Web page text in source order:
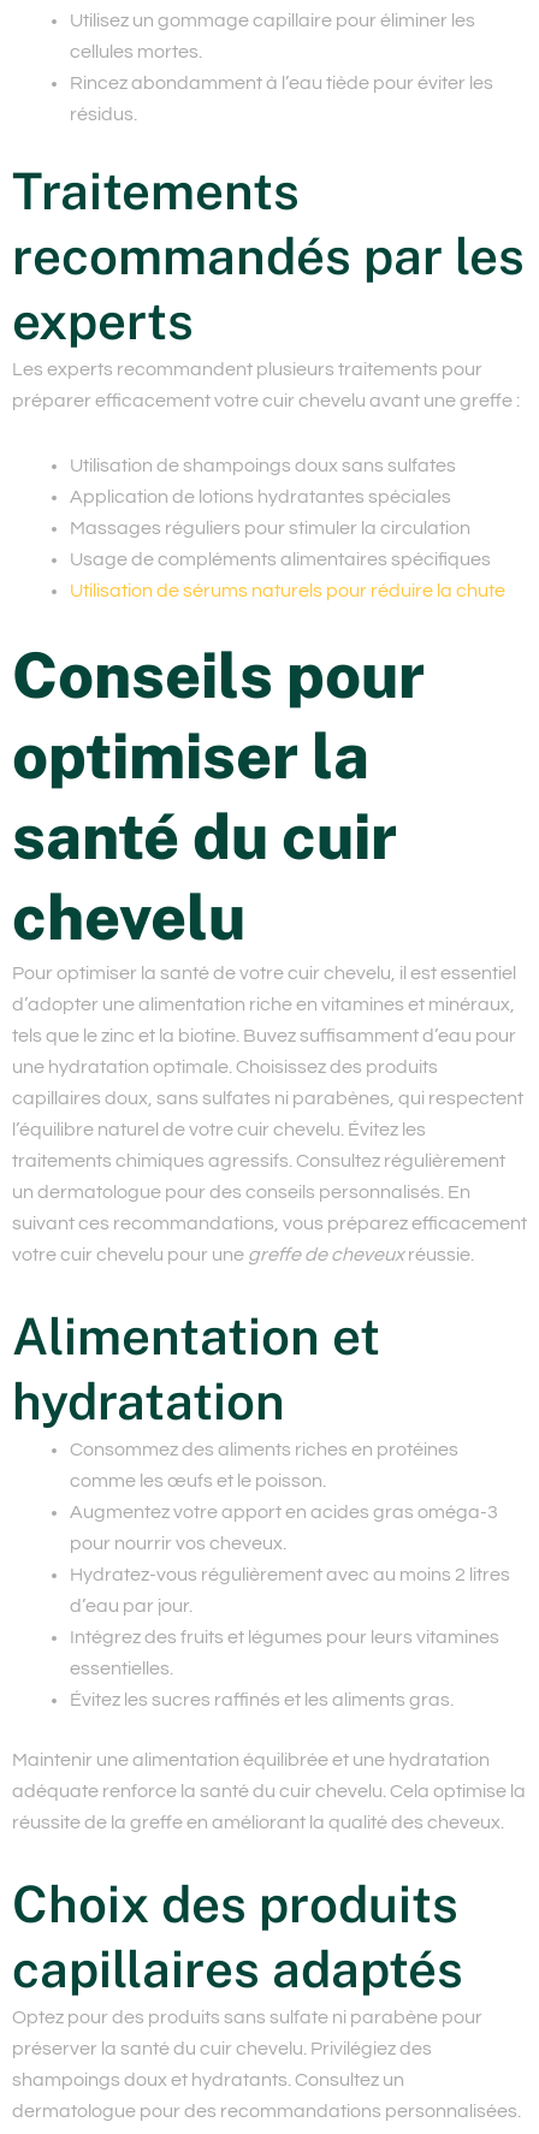
Utilisez un gommage capillaire pour éliminer les
cellules mortes.
Rincez abondamment à l’eau tiède pour éviter les
résidus.
Traitements
recommandés par les
experts
Les experts recommandent plusieurs traitements pour
préparer efficacement votre cuir chevelu avant une greffe :
Utilisation de shampoings doux sans sulfates
Application de lotions hydratantes spéciales
Massages réguliers pour stimuler la circulation
Usage de compléments alimentaires spécifiques
Utilisation de sérums naturels pour réduire la chute
Conseils pour
optimiser la
santé du cuir
chevelu
Pour optimiser la santé de votre cuir chevelu, il est essentiel
d’adopter une alimentation riche en vitamines et minéraux,
tels que le zinc et la biotine. Buvez suffisamment d’eau pour
une hydratation optimale. Choisissez des produits
capillaires doux, sans sulfates ni parabènes, qui respectent
l’équilibre naturel de votre cuir chevelu. Évitez les
traitements chimiques agressifs. Consultez régulièrement
un dermatologue pour des conseils personnalisés. En
suivant ces recommandations, vous préparez efficacement
votre cuir chevelu pour une greffe de cheveuxréussie.
Alimentation et
hydratation
Consommez des aliments riches en protéines
comme les œufs et le poisson.
Augmentez votre apport en acides gras oméga-3
pour nourrir vos cheveux.
Hydratez-vous régulièrement avec au moins 2 litres
d’eau par jour.
Intégrez des fruits et légumes pour leurs vitamines
essentielles.
Évitez les sucres raffinés et les aliments gras.
Maintenir une alimentation équilibrée et une hydratation
adéquate renforce la santé du cuir chevelu. Cela optimise la
réussite de la greffe en améliorant la qualité des cheveux.
Choix des produits
capillaires adaptés
Optez pour des produits sans sulfate ni parabène pour
préserver la santé du cuir chevelu. Privilégiez des
shampoings doux et hydratants. Consultez un
dermatologue pour des recommandations personnalisées.